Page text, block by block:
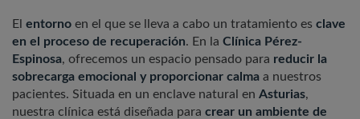
El entorno en el que se lleva a cabo un tratamiento es clave
en el proceso de recuperación. En la Clínica Pérez-
Espinosa, ofrecemos un espacio pensado para reducir la
sobrecarga emocional y proporcionar calma a nuestros
pacientes. Situada en un enclave natural en Asturias,
nuestra clínica está diseñada para crear un ambiente de